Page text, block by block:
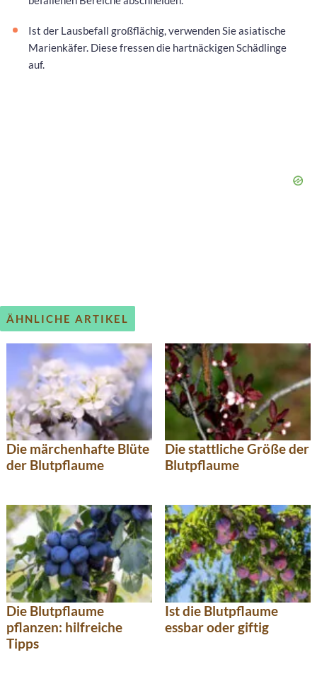
Ist der Lausbefall großflächig, verwenden Sie asiatische
Marienkäfer. Diese fressen die hartnäckigen Schädlinge
auf.
ÄHNLICHE ARTIKEL
Die märchenhafte Blüte
der Blutpflaume
Die stattliche Größe der
Blutpflaume
Die Blutpflaume
pflanzen: hilfreiche
Tipps
Ist die Blutpflaume
essbar oder giftig